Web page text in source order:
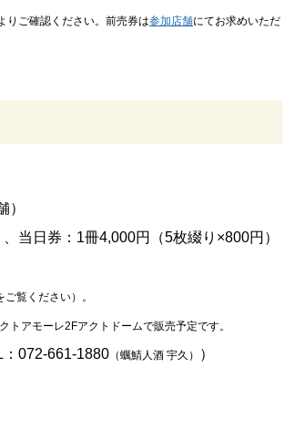
りご確認ください。前売券は参加店舗にてお求めいただ
）
当日券：1冊4,000円（5枚綴り×800円）
ご覧ください）。
アモーレ2Fアクトドームで販売予定です。
072-661-1880 （蠣鯖人酒 宇久）
）